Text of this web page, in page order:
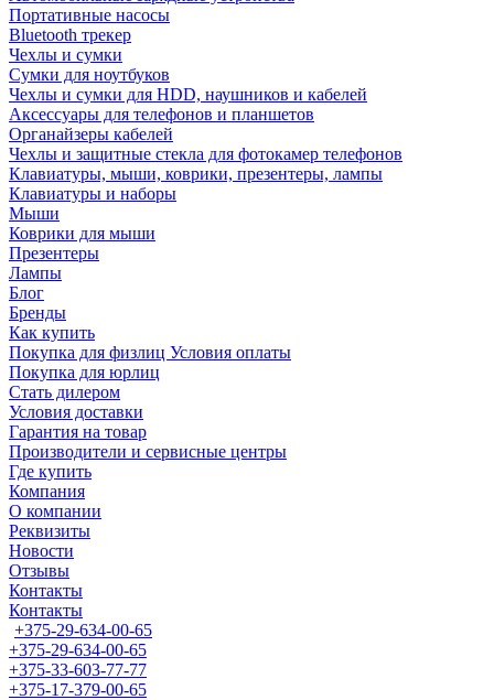
Портативные насосы
Bluetooth трекер
Чехлы и сумки
Сумки для ноутбуков
Чехлы и сумки для HDD, наушников и кабелей
Аксессуары для телефонов и планшетов
Органайзеры кабелей
Чехлы и защитные стекла для фотокамер телефонов
Клавиатуры, мыши, коврики, презентеры, лампы
Клавиатуры и наборы
Мыши
Коврики для мыши
Презентеры
Лампы
Блог
Бренды
Как купить
Покупка для физлиц Условия оплаты
Покупка для юрлиц
Стать дилером
Условия доставки
Гарантия на товар
Производители и сервисные центры
Где купить
Компания
О компании
Реквизиты
Новости
Отзывы
Контакты
Контакты
+375-29-634-00-65
+375-29-634-00-65
+375-33-603-77-77
+375-17-379-00-65